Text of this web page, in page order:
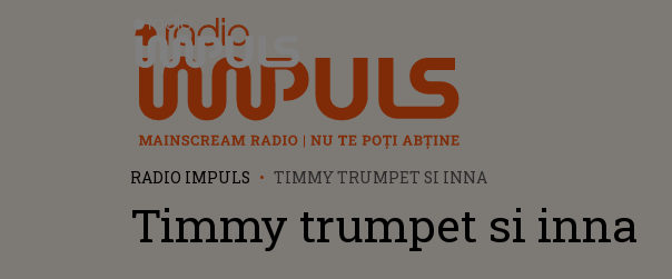
Radio Impuls
RADIO IMPULS TIMMY TRUMPET SI INNA
Timmy trumpet si inna